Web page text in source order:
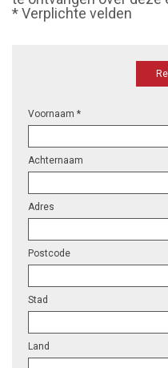
* Verplichte velden
Voornaam *
Achternaam
Adres
Postcode
Stad
Land